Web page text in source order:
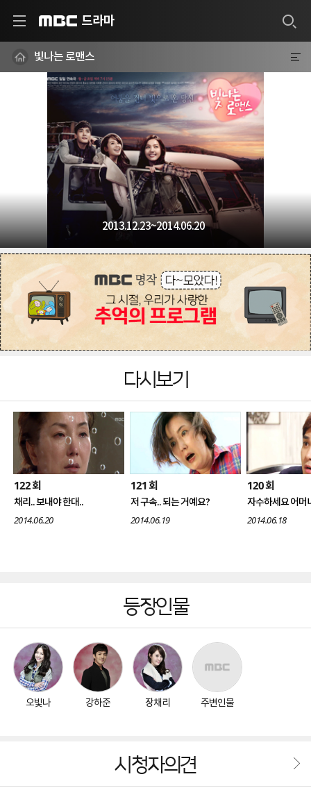
드라마
빛나는 로맨스
2013.12.23~2014.06.20
다시보기
122회
채리.. 보내야 한대..
2014.06.20
121회
저 구속.. 되는 거예요?
2014.06.19
120회
자수하세요 어머
2014.06.18
등장인물
오빛나 강하준 장채리 주변인물
시청자의견